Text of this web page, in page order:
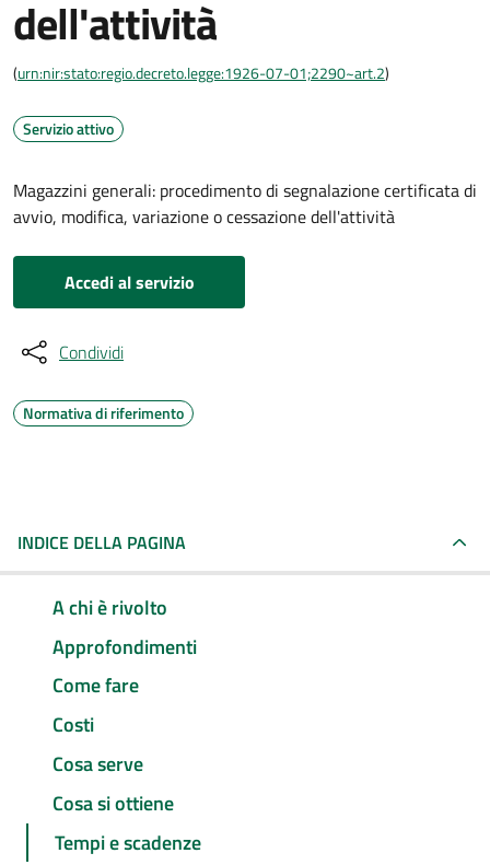
dell'attività
(urn:nir:stato:regio.decreto.legge:1926-07-01;2290~art.2)
Servizio attivo
Magazzini generali: procedimento di segnalazione certificata di
avvio, modifica, variazione o cessazione dell'attività
Accedi al servizio
Condividi
Normativa di riferimento
INDICE DELLA PAGINA
A chi è rivolto
Approfondimenti
Come fare
Costi
Cosa serve
Cosa si ottiene
Tempi e scadenze